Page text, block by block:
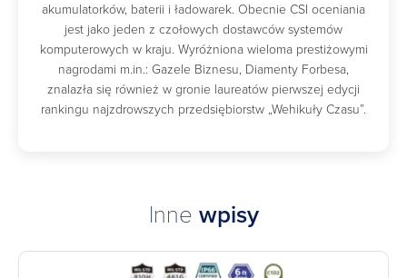
akumulatorków, baterii i ładowarek. Obecnie CSI oceniania
jest jako jeden z czołowych dostawców systemów
komputerowych w kraju. Wyróżniona wieloma prestiżowymi
nagrodami m.in.: Gazele Biznesu, Diamenty Forbesa,
znalazła się również w gronie laureatów pierwszej edycji
rankingu najzdrowszych przedsiębiorstw „Wehikuły Czasu”.
Inne wpisy